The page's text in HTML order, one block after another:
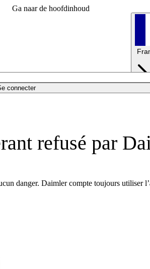
Ga naar de hoofdinhoud
connecter
refusé par
danger. Daimler compte toujours utiliser